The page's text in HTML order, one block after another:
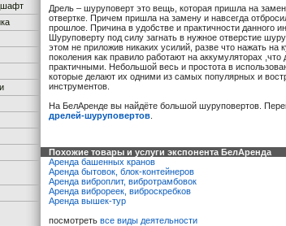
Дрель – шуруповерт это вещь, которая пришла на
отвертке. Причем пришла на замену и навсегда
прошлое. Причина в удобстве и практичности данного
Шуруповерту под силу загнать в нужное отверстие
этом не приложив никаких усилий, разве что нажать на
поколения как правило работают на аккумуляторах
практичными. Небольшой весь и простота в
которые делают их одними из самых популярных и
инструментов.
На БелАренде вы найдёте большой шуруповертов.
дрелей-шуруповертов
Похожие товары и услуги экспонента БелАренда
Аренда башенных кранов
Аренда бытовок, блок-контейнеров
Аренда виброплит, вибротрамбовок
Аренда виброреек, виброскребков
Аренда вышек-тур
посмотреть все виды деятельности